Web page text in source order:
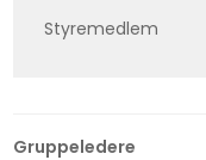
Styremedlem
Gruppeledere